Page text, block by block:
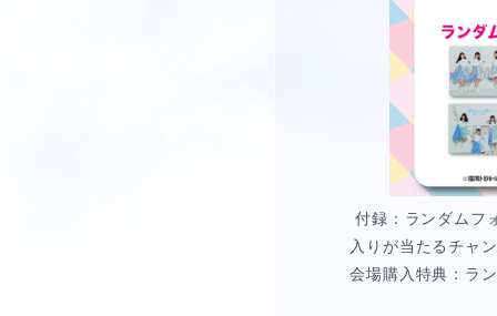
付録：ランダムフ
入りが当たるチャン
会場購入特典：ラ